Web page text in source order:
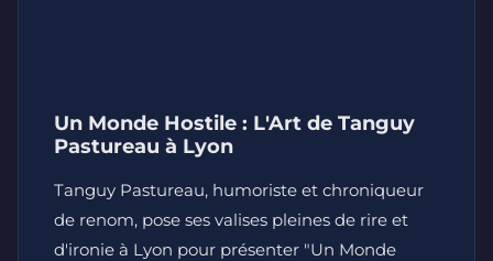
Un Monde Hostile : L'Art de Tanguy
Pastureau à Lyon
Tanguy Pastureau, humoriste et chroniqueur
de renom, pose ses valises pleines de rire et
d'ironie à Lyon pour présenter "Un Monde